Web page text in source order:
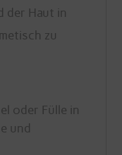
der Haut in
zu
oder Fülle in
und